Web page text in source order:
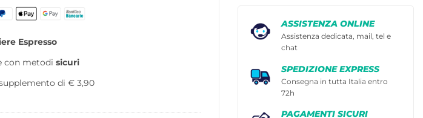
Espresso
con metodi sicuri
di € 3,90
ASSISTENZA ONLINE
Assistenza dedicata, mail, tel e
chat
SPEDIZIONE EXPRESS
Consegna in tutta Italia entro
72h
PAGAMENTI SICURI